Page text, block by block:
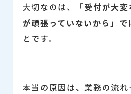
大切なのは、
「受付が大
が頑張っていないから」で
とです。
本当の原因は、業務の流